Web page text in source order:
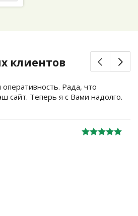
клиентов
Рада, что
сайт. Теперь я с Вами надолго.